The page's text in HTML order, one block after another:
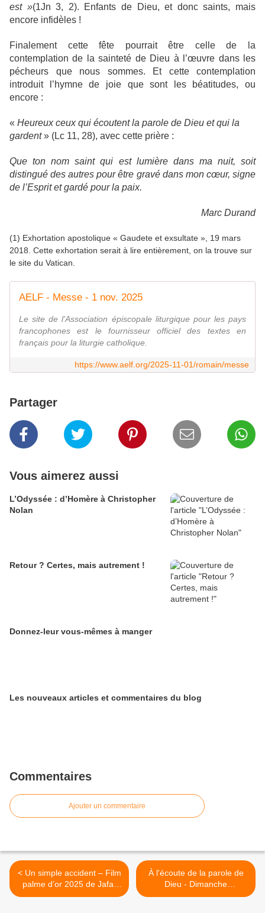
est »(1Jn 3, 2). Enfants de Dieu, et donc saints, mais
encore infidèles !
Finalement cette fête pourrait être celle de la
contemplation de la sainteté de Dieu à l’œuvre dans les
pécheurs que nous sommes. Et cette contemplation
introduit l’hymne de joie que sont les béatitudes, ou
encore :
« Heureux ceux qui écoutent la parole de Dieu et qui la
gardent» (Lc 11, 28), avec cette prière :
Que ton nom saint qui est lumière dans ma nuit, soit
distingué des autres pour être gravé dans mon cœur, signe
de l’Esprit et gardé pour la paix.
Marc Durand
(1) Exhortation apostolique « Gaudete et exsultate », 19 mars
2018. Cette exhortation serait à lire entièrement, on la trouve sur
le site du Vatican.
AELF - Messe - 1 nov. 2025
Le site de l'Association épiscopale liturgique pour les pays
francophones est le fournisseur officiel des textes en
français pour la liturgie catholique.
https://www.aelf.org/2025-11-01/romain/messe
Partager
Vous aimerez aussi
L’Odyssée : d’Homère à Christopher
Nolan
Retour ? Certes, mais autrement !
Donnez-leur vous-mêmes à manger
Les nouveaux articles et commentaires du blog
Commentaires
Ajouter un commentaire
< Un simple accident – Film
palme d’or 2025 de Jafar
Panahi
À l'écoute de la parole de
Dieu - Dimanche
2 novembre 2025 >